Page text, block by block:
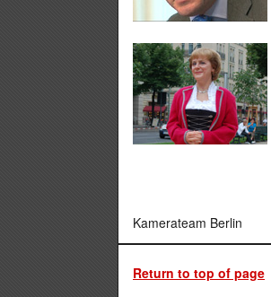
Kamerateam Berlin
Return to top of page